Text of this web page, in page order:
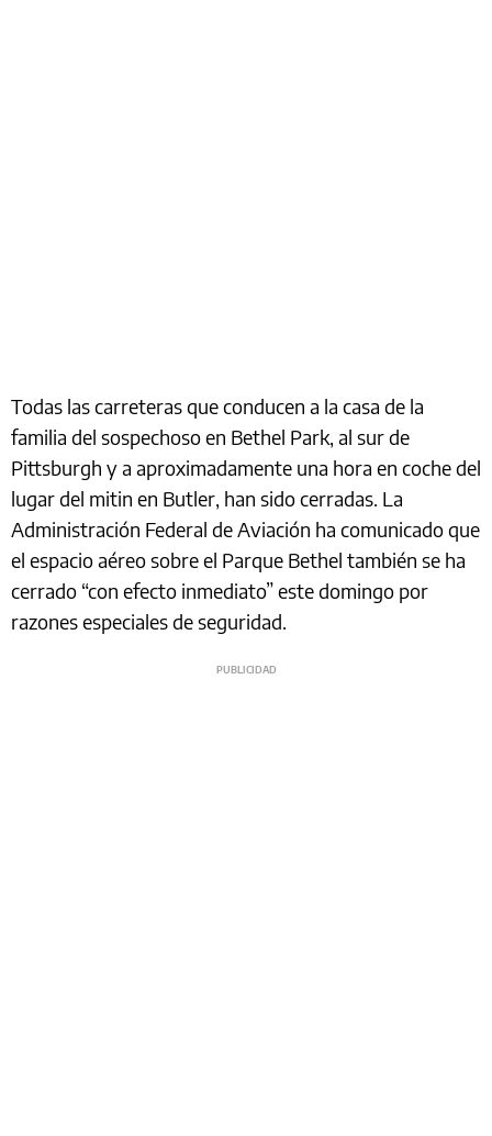
Todas las carreteras que conducen a la casa de la
familia del sospechoso en Bethel Park, al sur de
Pittsburgh y a aproximadamente una hora en coche del
lugar del mitin en Butler, han sido cerradas. La
Administración Federal de Aviación ha comunicado que
el espacio aéreo sobre el Parque Bethel también se ha
cerrado “con efecto inmediato” este domingo por
razones especiales de seguridad.